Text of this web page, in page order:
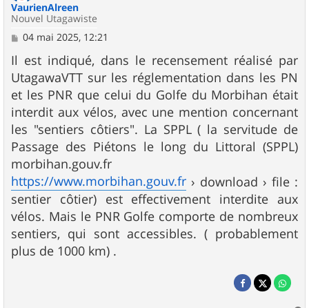
VaurienAlreen
Nouvel Utagawiste
M
a
g
e
04 mai 2025, 12:21
Il est indiqué, dans le recensement réalisé par
UtagawaVTT sur les réglementation dans les PN
et les PNR que celui du Golfe du Morbihan était
interdit aux vélos, avec une mention concernant
les "sentiers côtiers". La SPPL ( la servitude de
Passage des Piétons le long du Littoral (SPPL)
morbihan.gouv.fr
https://www.morbihan.gouv.fr › download › file :
sentier côtier) est effectivement interdite aux
vélos. Mais le PNR Golfe comporte de nombreux
sentiers, qui sont accessibles. ( probablement
plus de 1000 km) .